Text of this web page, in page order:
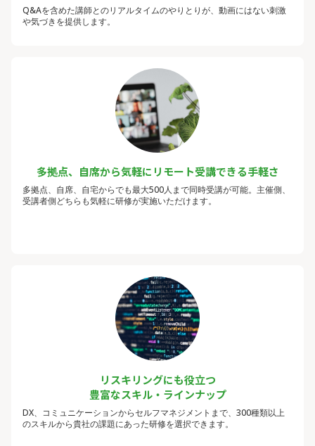
Q&Aを含めた講師とのリアルタイムのやりとりが、動画にはない刺激
や気づきを提供します。
多拠点、自席から気軽にリモート受講できる手軽さ
多拠点、自席、自宅からでも最大500人まで同時受講が可能。主催側、
受講者側どちらも気軽に研修が実施いただけます。
リスキリングにも役立つ
豊富なスキル・ラインナップ
DX、コミュニケーションからセルフマネジメントまで、300種類以上
のスキルから貴社の課題にあった研修を選択できます。